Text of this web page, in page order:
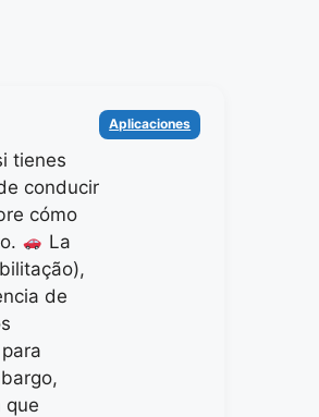
tienes
conducir
cómo
La
de
que
Categorías
Aplicaciones